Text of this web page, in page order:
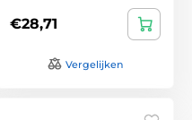
€28,71
Vergelijken